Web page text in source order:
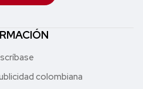
colombiana